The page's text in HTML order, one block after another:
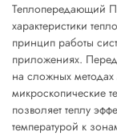
Теплопередающий
характеристики
принцип работы
приложениях.
на сложных
микроскопические
позволяет теплу
температурой к